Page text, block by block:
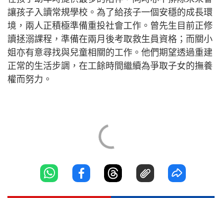
讓孩子入讀常規學校。為了給孩子一個安穩的成長環
境，兩人正積極準備重投社會工作。曾先生目前正修
讀拯溺課程，準備在兩月後考取救生員資格；而關小
姐亦有意尋找與兒童相關的工作。他們期望透過重建
正常的生活步調，在工餘時間繼續為爭取子女的撫養
權而努力。